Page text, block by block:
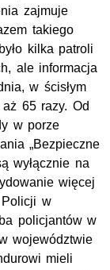
zajmuje
takiego
kilka patroli
ale informacja
w ścisłym
65 razy. Od
w porze
„Bezpieczne
wyłącznie na
więcej
w
policjantów w
województwie
mieli